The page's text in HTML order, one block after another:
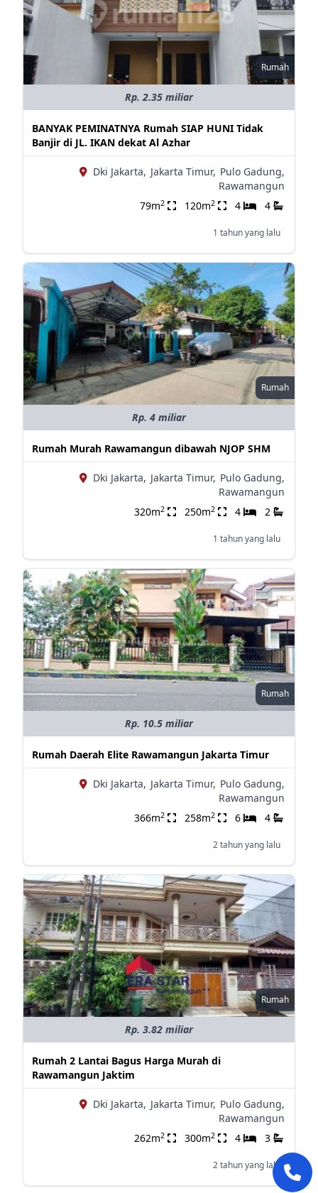
Rumah
Rp. 2.35 miliar
BANYAK PEMINATNYA Rumah SIAP HUNI Tidak
Banjir di JL. IKAN dekat Al Azhar
Dki Jakarta, Jakarta Timur, Pulo Gadung,
Rawamangun
79m2 120m2 4 4
1 tahun yang lalu
Rumah
Rp. 4 miliar
Rumah Murah Rawamangun dibawah NJOP SHM
Dki Jakarta, Jakarta Timur, Pulo Gadung,
Rawamangun
320m2 250m2 4 2
1 tahun yang lalu
Rumah
Rp. 10.5 miliar
Rumah Daerah Elite Rawamangun Jakarta Timur
Dki Jakarta, Jakarta Timur, Pulo Gadung,
Rawamangun
366m2 258m2 6 4
2 tahun yang lalu
Rumah
Rp. 3.82 miliar
Rumah 2 Lantai Bagus Harga Murah di
Rawamangun Jaktim
Dki Jakarta, Jakarta Timur, Pulo Gadung,
Rawamangun
262m2 300m2 4 3
2 tahun yang lalu